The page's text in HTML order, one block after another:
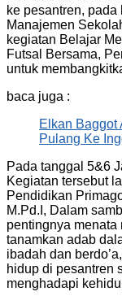
ke pesantren,
Manajemen
kegiatan Belajar
Futsal Bersama,
untuk
baca juga :
Elkan Baggot
Pulang Ke
Pada tanggal 5&6
Kegiatan tersebut
Pendidikan
M.Pd.I, Dalam
pentingnya menata
tanamkan adab
ibadah dan
hidup di pesantren
menghadapi